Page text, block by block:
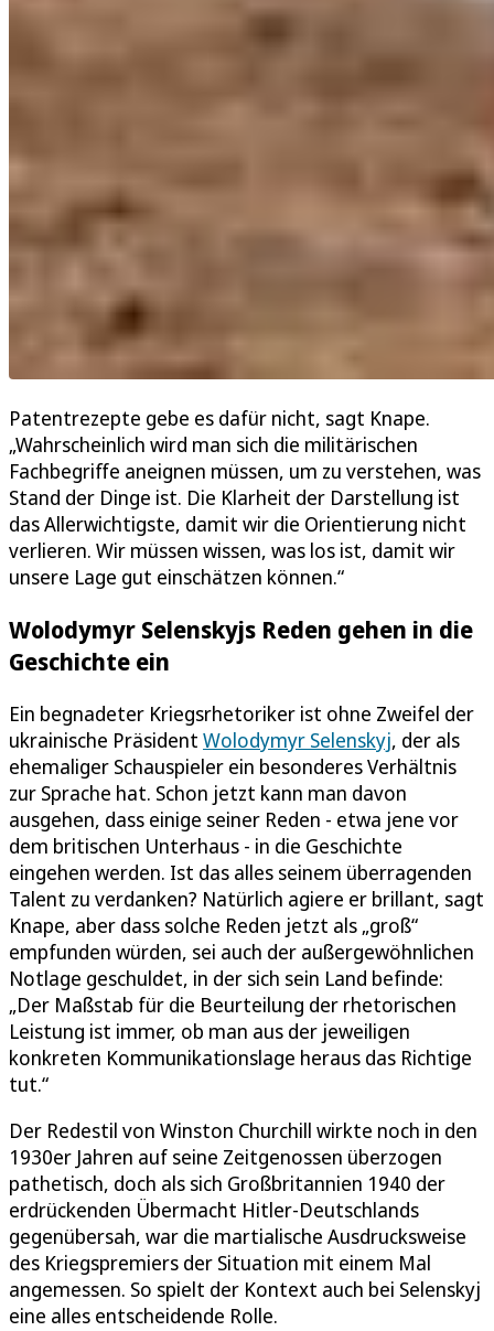
Patentrezepte gebe es dafür nicht, sagt Knape.
„Wahrscheinlich wird man sich die militärischen
Fachbegriffe aneignen müssen, um zu verstehen, was
Stand der Dinge ist. Die Klarheit der Darstellung ist
das Allerwichtigste, damit wir die Orientierung nicht
verlieren. Wir müssen wissen, was los ist, damit wir
unsere Lage gut einschätzen können.“
Wolodymyr Selenskyjs Reden gehen in die
Geschichte ein
Ein begnadeter Kriegsrhetoriker ist ohne Zweifel der
ukrainische Präsident Wolodymyr Selenskyj, der als
ehemaliger Schauspieler ein besonderes Verhältnis
zur Sprache hat. Schon jetzt kann man davon
ausgehen, dass einige seiner Reden - etwa jene vor
dem britischen Unterhaus - in die Geschichte
eingehen werden. Ist das alles seinem überragenden
Talent zu verdanken? Natürlich agiere er brillant, sagt
Knape, aber dass solche Reden jetzt als „groß“
empfunden würden, sei auch der außergewöhnlichen
Notlage geschuldet, in der sich sein Land befinde:
„Der Maßstab für die Beurteilung der rhetorischen
Leistung ist immer, ob man aus der jeweiligen
konkreten Kommunikationslage heraus das Richtige
tut.“
Der Redestil von Winston Churchill wirkte noch in den
1930er Jahren auf seine Zeitgenossen überzogen
pathetisch, doch als sich Großbritannien 1940 der
erdrückenden Übermacht Hitler-Deutschlands
gegenübersah, war die martialische Ausdrucksweise
des Kriegspremiers der Situation mit einem Mal
angemessen. So spielt der Kontext auch bei Selenskyj
eine alles entscheidende Rolle.